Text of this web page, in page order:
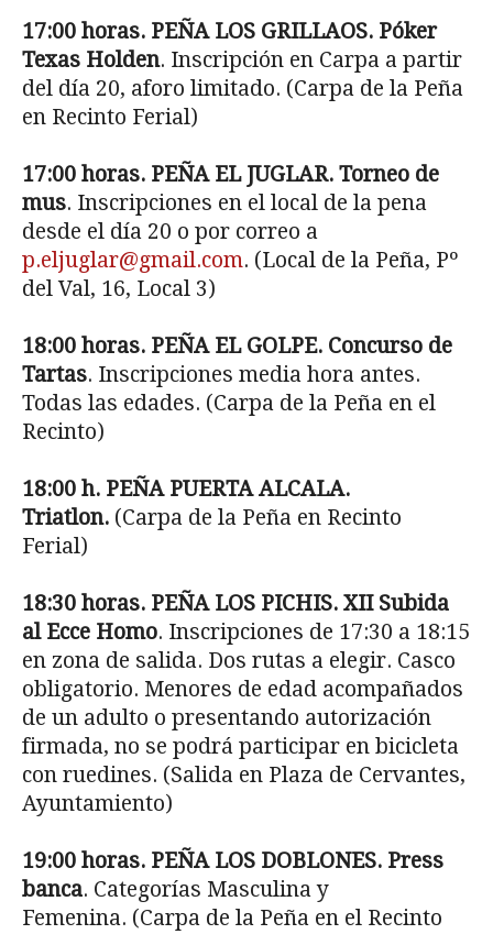
17:00 horas. PEÑA LOS GRILLAOS. Póker
Texas Holden. Inscripción en Carpa a partir
del día 20, aforo limitado. (Carpa de la Peña
en Recinto Ferial)
17:00 horas. PEÑA EL JUGLAR. Torneo de
mus. Inscripciones en el local de la pena
desde el día 20 o por correo a
p.eljuglar@gmail.com. (Local de la Peña, Pº
del Val, 16, Local 3)
18:00 horas. PEÑA EL GOLPE. Concurso de
Tartas. Inscripciones media hora antes.
Todas las edades. (Carpa de la Peña en el
Recinto)
18:00 h. PEÑA PUERTA ALCALA.
Triatlon. (Carpa de la Peña en Recinto
Ferial)
18:30 horas. PEÑA LOS PICHIS. XII Subida
al Ecce Homo. Inscripciones de 17:30 a 18:15
en zona de salida. Dos rutas a elegir. Casco
obligatorio. Menores de edad acompañados
de un adulto o presentando autorización
firmada, no se podrá participar en bicicleta
con ruedines. (Salida en Plaza de Cervantes,
Ayuntamiento)
19:00 horas. PEÑA LOS DOBLONES. Press
banca. Categorías Masculina y
Femenina. (Carpa de la Peña en el Recinto